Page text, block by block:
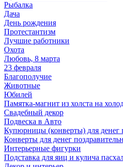
Рыбалка
Дача
День рождения
Протестантизм
Лучшие работники
Охота
Любовь, 8 марта
23 февраля
Благополучие
Животные
Юбилей
Памятка-магнит из холста на
Свадебный декор
Подвеска в Авто
Купюрницы (конверты) для денег
Конверты для денег
Интерьерные фигурки
Подставка для яиц и кулича